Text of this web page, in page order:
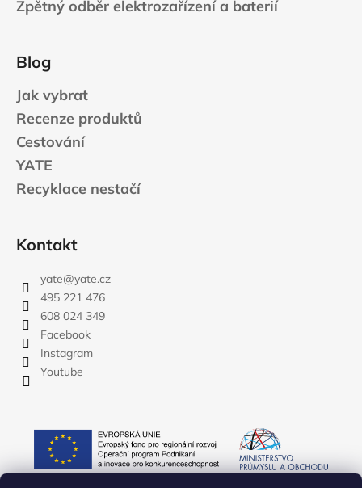
Zpětný odběr elektrozařízení a baterií
Blog
Jak vybrat
Recenze produktů
Cestování
YATE
Recyklace nestačí
Kontakt
yate@yate.cz
495 221 476
608 024 349
Facebook
Instagram
Youtube